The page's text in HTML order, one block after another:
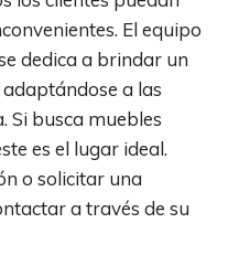
El equipo
dedica a brindar un
a las
Si busca muebles
es el lugar ideal.
o solicitar una
a través de su